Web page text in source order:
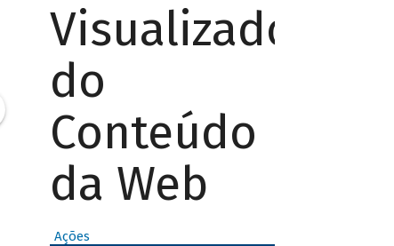
Visualizador
do
Conteúdo
da Web
Ações